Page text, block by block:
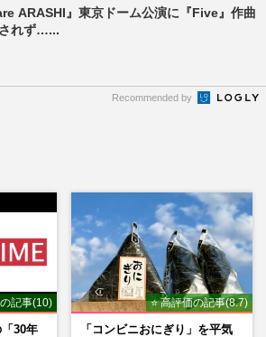
ARASHI』東京ドーム公演に『Five』作曲
れず…...
Recommended by
記事(10)
30年
⭐ 高評価の記事(8.7)
「コンビニおにぎり」を平気